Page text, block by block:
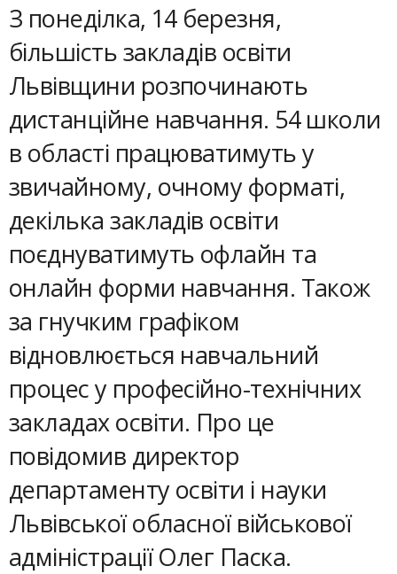
З понеділка, 14 березня,
більшість закладів освіти
Львівщини розпочинають
дистанційне навчання. 54 школи
в області працюватимуть у
звичайному, очному форматі,
декілька закладів освіти
поєднуватимуть офлайн та
онлайн форми навчання. Також
за гнучким графіком
відновлюється навчальний
процес у професійно-технічних
закладах освіти. Про це
повідомив директор
департаменту освіти і науки
Львівської обласної військової
адміністрації Олег Паска.